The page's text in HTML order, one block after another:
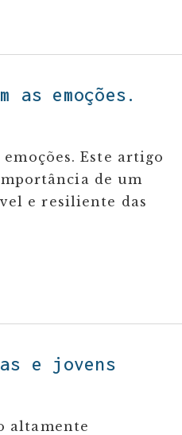
emoções.
Este artigo
de um
e resiliente das
e jovens
altamente